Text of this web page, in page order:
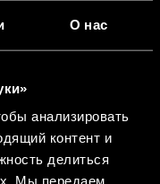
О нас
анализировать
контент и
делиться
Мы передаем